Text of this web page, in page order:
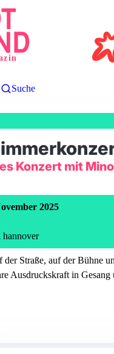
Suche
Konzert mit
2025
hannover
der Straße, auf der Bühne
Ausdruckskraft in Gesang